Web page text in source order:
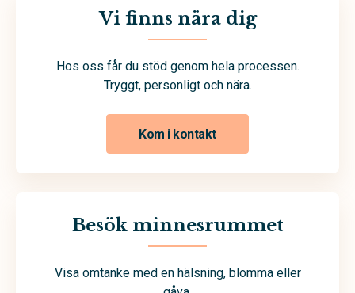
Vi finns nära dig
Hos oss får du stöd genom hela processen.
Tryggt, personligt och nära.
Kom i kontakt
Besök minnesrummet
Visa omtanke med en hälsning, blomma eller